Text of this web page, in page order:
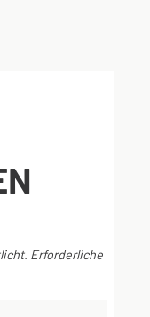
Erforderliche